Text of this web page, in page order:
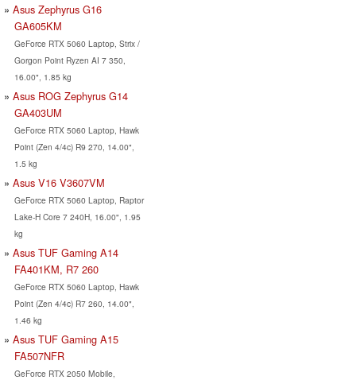
Asus Zephyrus G16
GA605KM
GeForce RTX 5060 Laptop, Strix /
Gorgon Point Ryzen AI 7 350,
16.00", 1.85 kg
Asus ROG Zephyrus G14
GA403UM
GeForce RTX 5060 Laptop, Hawk
Point (Zen 4/4c) R9 270, 14.00",
1.5 kg
Asus V16 V3607VM
GeForce RTX 5060 Laptop, Raptor
Lake-H Core 7 240H, 16.00", 1.95
kg
Asus TUF Gaming A14
FA401KM, R7 260
GeForce RTX 5060 Laptop, Hawk
Point (Zen 4/4c) R7 260, 14.00",
1.46 kg
Asus TUF Gaming A15
FA507NFR
GeForce RTX 2050 Mobile,